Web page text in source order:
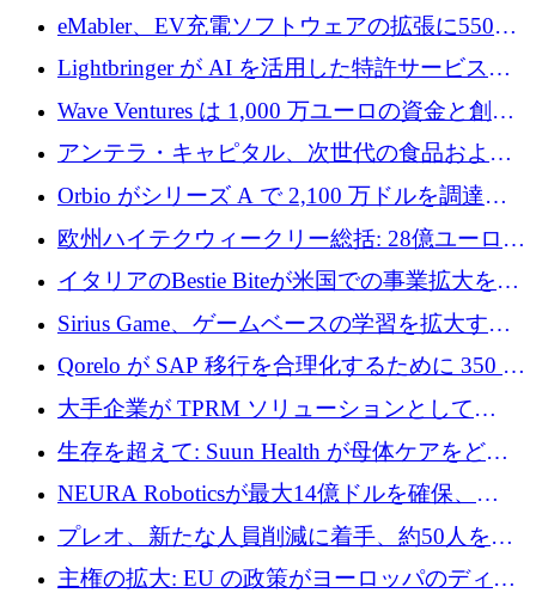
アリングを拡張するために 970 万ユーロを調
eMabler、EV充電ソフトウェアの拡張に550万
ユーロを確保
Lightbringer が AI を活用した特許サービスを
拡大するために 1,000 万ドルを調達
Wave Ventures は 1,000 万ユーロの資金と創設
者補助金で 10 周年を迎える
アンテラ・キャピタル、次世代の食品および
アグリテクノロジーのイノベーションを支援
するファンド III の初回クローズ額が 1 億ドル
に到達
Orbio がシリーズ A で 2,100 万ドルを調達、
AI 労働力管理を世界の最前線の労働者に提供
欧州ハイテクウィークリー総括: 28億ユーロの
取引と5月のハイライト
イタリアのBestie Biteが米国での事業拡大を加
速するために150万ユーロを調達
Sirius Game、ゲームベースの学習を拡大する
ために 130 万ユーロの資金調達を完了
Qorelo が SAP 移行を合理化するために 350 万
ドルを調達
大手企業が TPRM ソリューションとして
Vanta を選択する理由
生存を超えて: Suun Health が母体ケアをどの
ように再考しているか
NEURA Roboticsが最大14億ドルを確保、
Bending Spoonsが米国IPOを申請、英国首相が
4億ポンドのチップ計画を発表
プレオ、新たな人員削減に着手、約50人を解
雇
主権の拡大: EU の政策がヨーロッパのディー